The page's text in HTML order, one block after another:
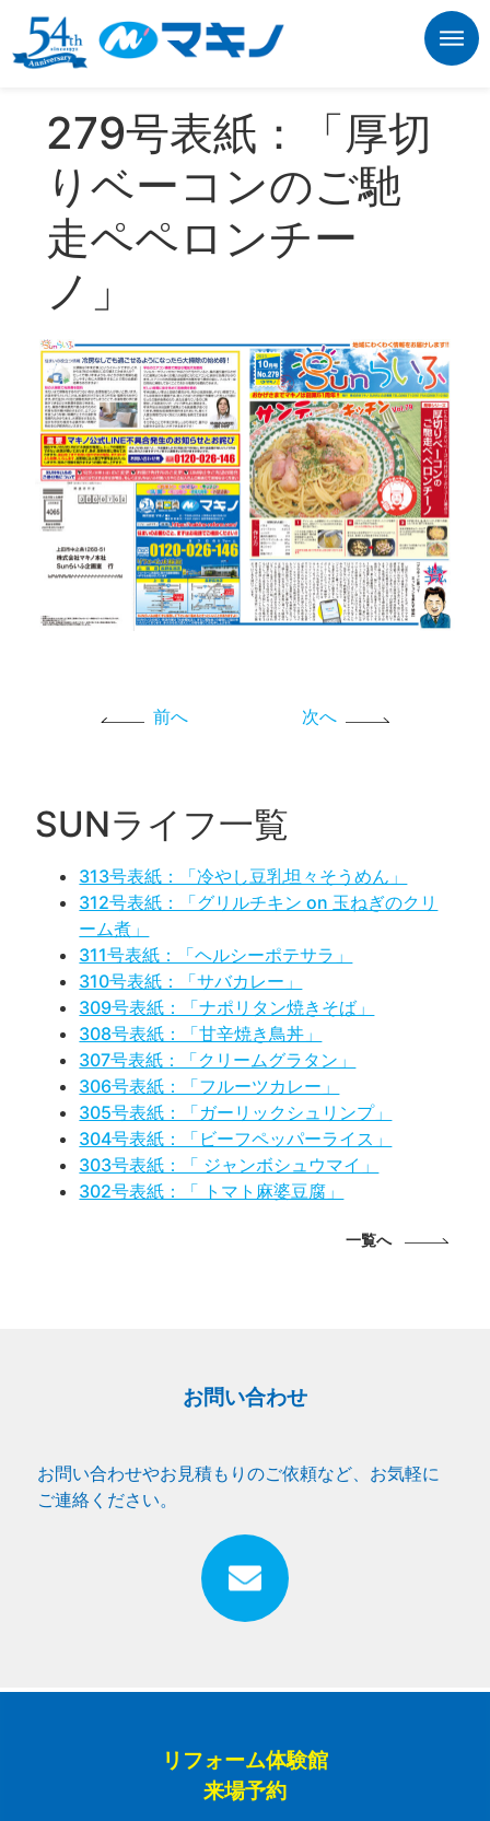
279号表紙：「厚切
りベーコンのご馳
走ペペロンチー
ノ」
前へ 次へ
SUNライフ一覧
313号表紙：「冷やし豆乳坦々そうめん」
312号表紙：「グリルチキン on 玉ねぎのクリ
ーム煮」
311号表紙：「ヘルシーポテサラ」
310号表紙：「サバカレー」
309号表紙：「ナポリタン焼きそば」
308号表紙：「甘辛焼き鳥丼」
307号表紙：「クリームグラタン」
306号表紙：「フルーツカレー」
305号表紙：「ガーリックシュリンプ」
304号表紙：「ビーフペッパーライス」
303号表紙：「 ジャンボシュウマイ」
302号表紙：「 トマト麻婆豆腐」
一覧へ
お問い合わせ
お問い合わせやお見積もりのご依頼など、お気軽に
ご連絡ください。
リフォーム体験館
来場予約